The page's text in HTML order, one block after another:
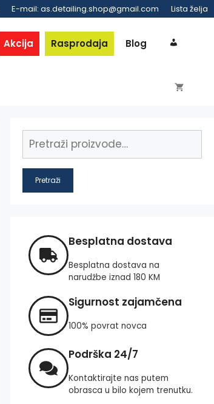
E-mail: as.detailing.shop@gmail.com Lista želja
Akcija Rasprodaja Blog
Pretraži
Besplatna dostava
Besplatna dostava na
narudžbe iznad 180 KM
Sigurnost zajamčena
100% povrat novca
Podrška 24/7
Kontaktirajte nas putem
obrasca u bilo kojem trenutku.